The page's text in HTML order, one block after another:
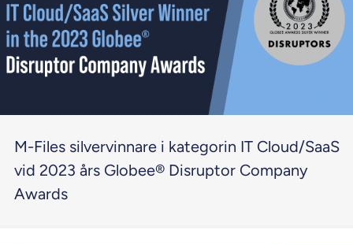
M-Files silvervinnare i kategorin IT Cloud/SaaS
vid 2023 års Globee® Disruptor Company
Awards